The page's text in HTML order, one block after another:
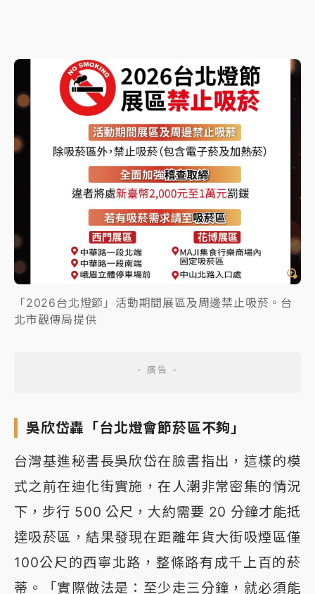
「2026台北燈節」活動期間展區及周邊禁止吸菸。台
北市觀傳局提供
吳欣岱轟「台北燈會節菸區不夠」
台灣基進秘書長吳欣岱在臉書指出，這樣的模
式之前在迪化街實施，在人潮非常密集的情況
下，步行 500 公尺，大約需要 20 分鐘才能抵
達吸菸區，結果發現在距離年貨大街吸煙區僅
100公尺的西寧北路，整條路有成千上百的菸
蒂。「實際做法是：至少走三分鐘，就必須能